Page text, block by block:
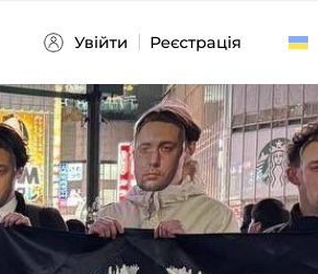
Увійти Реєстрація